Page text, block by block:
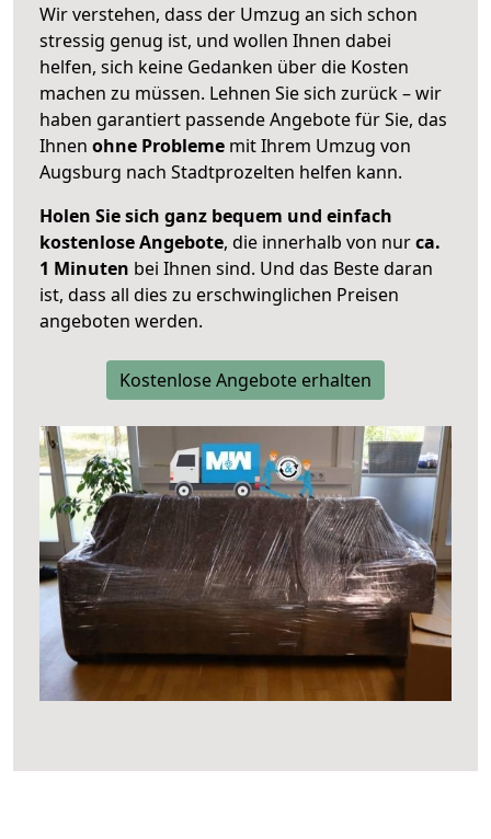
Wir verstehen, dass der Umzug an sich schon
stressig genug ist, und wollen Ihnen dabei
helfen, sich keine Gedanken über die Kosten
machen zu müssen. Lehnen Sie sich zurück – wir
haben garantiert passende Angebote für Sie, das
Ihnen ohne Probleme mit Ihrem Umzug von
Augsburg nach Stadtprozelten helfen kann.
Holen Sie sich ganz bequem und einfach
kostenlose Angebote, die innerhalb von nurca.
1 Minuten bei Ihnen sind. Und das Beste daran
ist, dass all dies zu erschwinglichen Preisen
angeboten werden.
Kostenlose Angebote erhalten